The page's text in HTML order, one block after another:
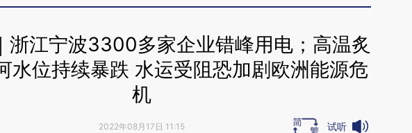
浙江宁波3300多家企业错峰用电；高温炙
水位持续暴跌 水运受阻恐加剧欧洲能源危
机
2022年08月17日 11:15 试听